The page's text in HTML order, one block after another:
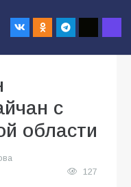
с
области
127